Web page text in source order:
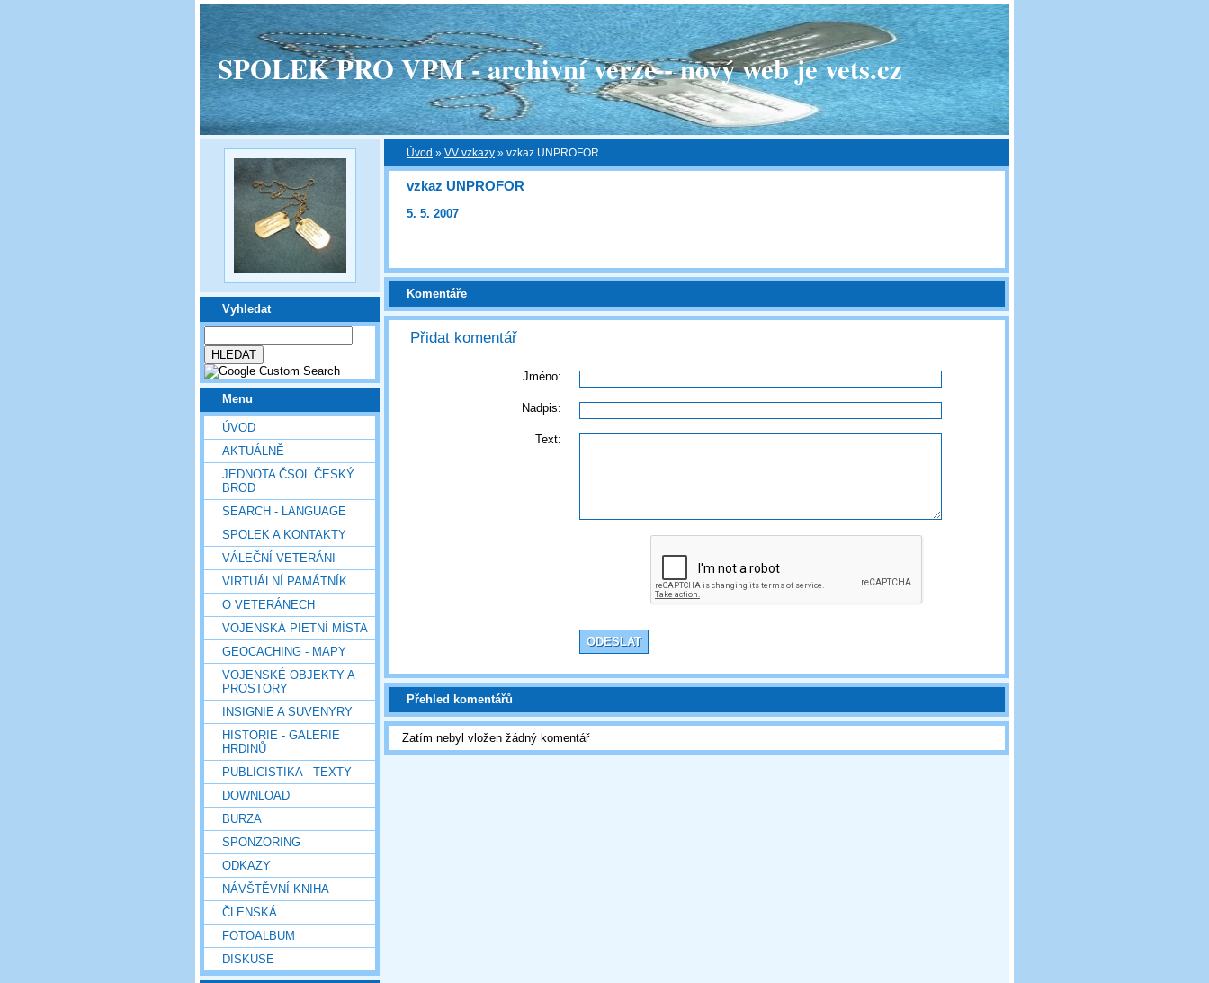
SPOLEK PRO VPM - archivní verze - nový web je vets.cz
Vyhledat
Menu
ÚVOD
AKTUÁLNĚ
JEDNOTA ČSOL ČESKÝ
BROD
SEARCH - LANGUAGE
SPOLEK A KONTAKTY
VÁLEČNÍ VETERÁNI
VIRTUÁLNÍ PAMÁTNÍK
O VETERÁNECH
VOJENSKÁ PIETNÍ MÍSTA
GEOCACHING - MAPY
VOJENSKÉ OBJEKTY A
PROSTORY
INSIGNIE A SUVENYRY
HISTORIE - GALERIE
HRDINŮ
PUBLICISTIKA - TEXTY
DOWNLOAD
BURZA
SPONZORING
ODKAZY
NÁVŠTĚVNÍ KNIHA
ČLENSKÁ
FOTOALBUM
DISKUSE
Úvod » VV vzkazy » vzkaz UNPROFOR
vzkaz UNPROFOR
5. 5. 2007
Komentáře
Přidat komentář
Jméno:
Nadpis:
Text:
Přehled komentářů
Zatím nebyl vložen žádný komentář